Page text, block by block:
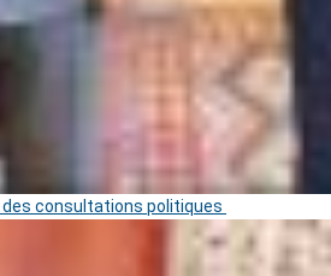
des consultations politiques